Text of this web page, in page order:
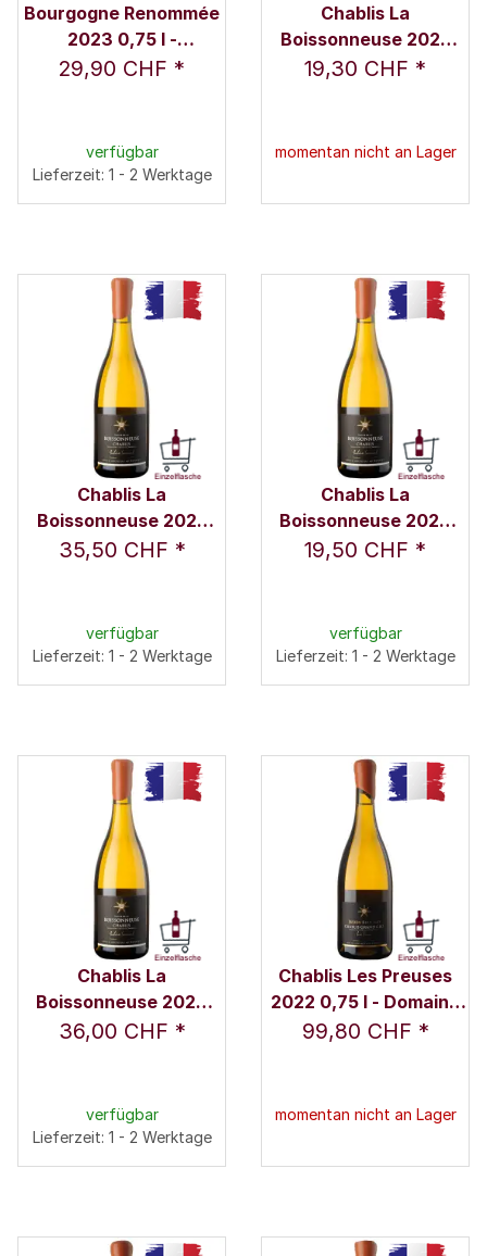
Bourgogne Renommée
2023 0,75 l -
Remoissenet Père &
29,90 CHF *
verfügbar
Lieferzeit: 1 - 2 Werktage
Chablis La
Boissonneuse 2022
0,375 l - Domaine
19,30 CHF *
momentan nicht an Lager
Chablis La
Boissonneuse 2022
0,75 l - Domaine Julien
35,50 CHF *
verfügbar
Lieferzeit: 1 - 2 Werktage
Chablis La
Boissonneuse 2023
0,375 l - Domaine
19,50 CHF *
verfügbar
Lieferzeit: 1 - 2 Werktage
Chablis La
Boissonneuse 2023
0,75 l - Domaine Julien
36,00 CHF *
verfügbar
Lieferzeit: 1 - 2 Werktage
Chablis Les Preuses
2022 0,75 l - Domaine
Julien Brocard
99,80 CHF *
momentan nicht an Lager